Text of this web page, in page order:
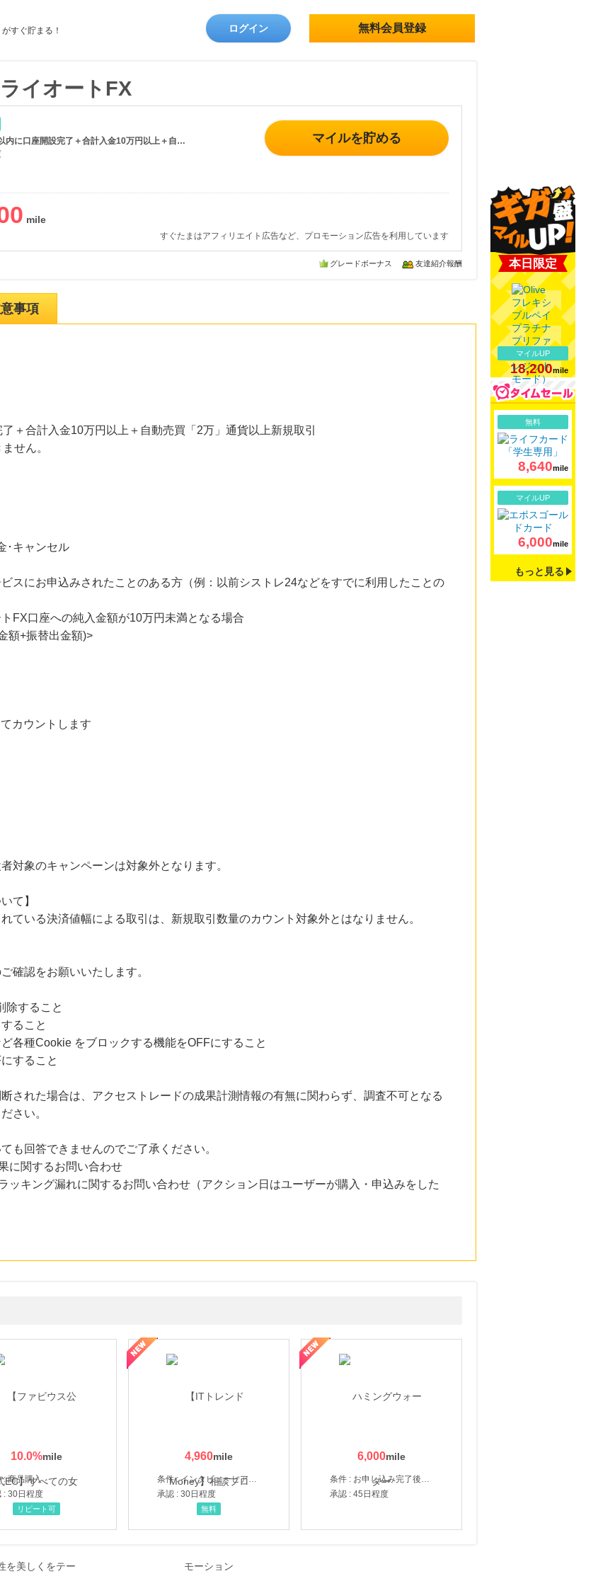
がすぐ貯まる！ ログイン 無料会員登録
イオートFX
口座開設申込から90日以内に口座開設完了＋合計入金10万円以上＋自動売買「2万」通貨以上新規取引 ※クロスブラウザやSNSでの計測はできません。
マイルを貯める
すぐたまはアフィリエイト広告など、プロモーション広告を利用しています
グレードボーナス 友達紹介報酬
事項
＋合計入金10万円以上＋自動売買「2万」通貨以上新規取引
せん。
･キャンセル
スにお申込みされたことのある方（例：以前シストレ24などをすでに利用したことの
FX口座への純入金額が10万円未満となる場合
額+振替出金額)>
カウントします
対象のキャンペーンは対象外となります。
て】
ている決済値幅による取引は、新規取引数量のカウント対象外とはなりません。
確認をお願いいたします。
除すること
ること
各種Cookie をブロックする機能をOFFにすること
すること
された場合は、アクセストレードの成果計測情報の有無に関わらず、調査不可となる
さい。
も回答できませんのでご了承ください。
に関するお問い合わせ
ッキング漏れに関するお問い合わせ（アクション日はユーザーが購入・申込みをした
10.0%
: 商品購入
: 30日程度
リピート可
4,960
条件 : インタビューヒアリング完了
承認 : 30日程度
無料
6,000
条件 : お申し込み完了後、決済登録完了と1ヶ月以内のサーバー初回設置。
承認 : 45日程度
ーター【販売代理店】
本日限定
マイルUP
18,200mile
無料
8,640mile
マイルUP
6,000mile
もっと見る